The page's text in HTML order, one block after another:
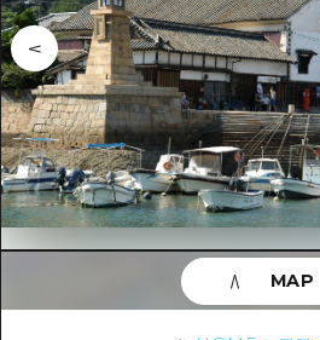
추천
아트
이벤트/축제
음식/술
사이클링
쇼핑
스포츠
목록
Dive!
Hiroshima
히로시마시 주변
아키(安芸)
빈고(備後)
관광지・체험
목록
히로시마시 주변
아키(安芸)
빈고(備後)
비북(備北)
계절 정보
이벤트
유용한 정보
목록
MAP